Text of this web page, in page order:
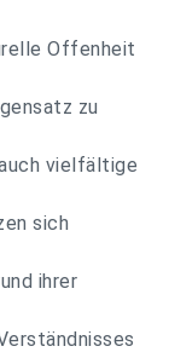
Offenheit
zu
vielfältige
sich
ihrer